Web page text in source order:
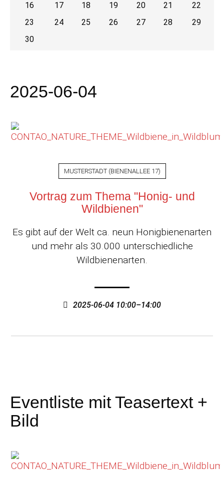
16
17 18 19 20 21
22
23
24 25 26 27 28
29
30
2025-06-04
MUSTERSTADT(BIENENALLEE 17)
Vortrag zum Thema "Honig- und
Wildbienen"
Es gibt auf der Welt ca. neun Honigbienenarten
und mehr als 30.000 unterschiedliche
Wildbienenarten.
2025-06-04 10:00–14:00
Eventliste mit Teasertext +
Bild